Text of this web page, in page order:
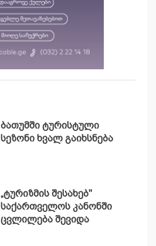
ბათუმში ტურისტული
სეზონი ხვალ გაიხსნება
„ტურიზმის შესახებ"
საქართველოს კანონში
ცვლილება შევიდა